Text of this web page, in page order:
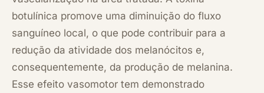
botulínica promove uma diminuição do fluxo
sanguíneo local, o que pode contribuir para a
redução da atividade dos melanócitos e,
consequentemente, da produção de melanina.
Esse efeito vasomotor tem demonstrado